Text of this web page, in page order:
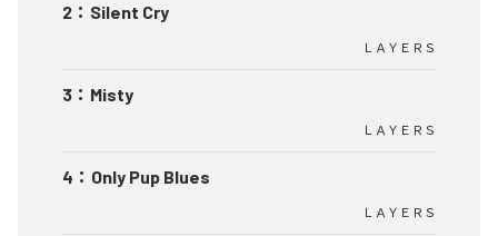
2 ： Silent Cry
ＬＡＹＥＲＳ
3 ： Misty
ＬＡＹＥＲＳ
4 ： Only Pup Blues
ＬＡＹＥＲＳ